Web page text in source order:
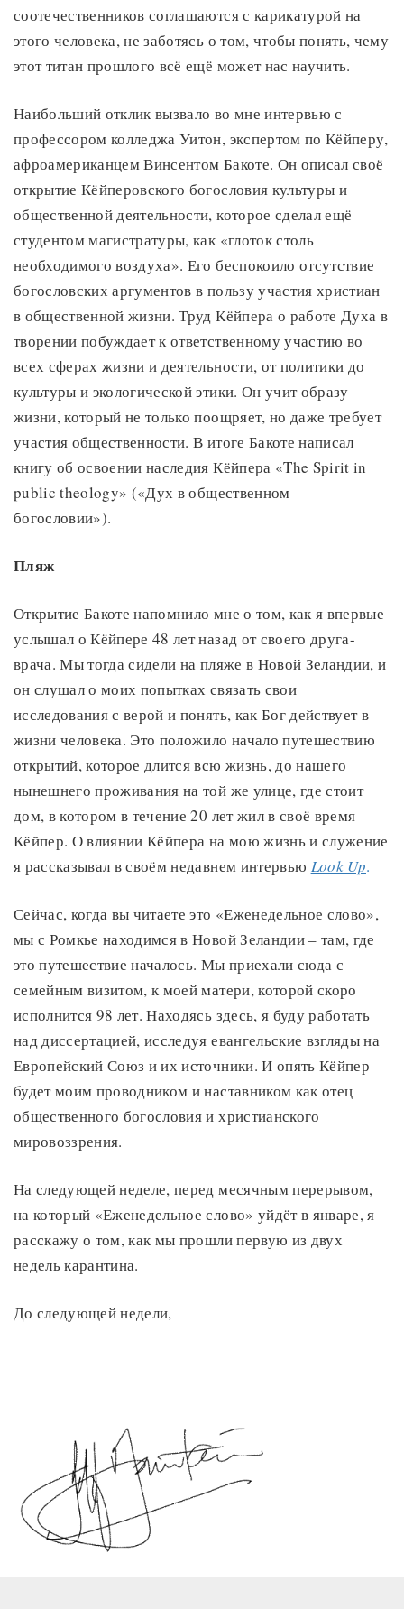
соотечественников соглашаются с карикатурой на
этого человека, не заботясь о том, чтобы понять, чему
этот титан прошлого всё ещё может нас научить.
Наибольший отклик вызвало во мне интервью с
профессором колледжа Уитон, экспертом по Кёйперу,
афроамериканцем Винсентом Бакоте. Он описал своё
открытие Кёйперовского богословия культуры и
общественной деятельности, которое сделал ещё
студентом магистратуры, как «глоток столь
необходимого воздуха». Его беспокоило отсутствие
богословских аргументов в пользу участия христиан
в общественной жизни. Труд Кёйпера о работе Духа в
творении побуждает к ответственному участию во
всех сферах жизни и деятельности, от политики до
культуры и экологической этики. Он учит образу
жизни, который не только поощряет, но даже требует
участия общественности. В итоге Бакоте написал
книгу об освоении наследия Кёйпера «The Spirit in
public theology» («Дух в общественном
богословии»).
Пляж
Открытие Бакоте напомнило мне о том, как я впервые
услышал о Кёйпере 48 лет назад от своего друга-
врача. Мы тогда сидели на пляже в Новой Зеландии, и
он слушал о моих попытках связать свои
исследования с верой и понять, как Бог действует в
жизни человека. Это положило начало путешествию
открытий, которое длится всю жизнь, до нашего
нынешнего проживания на той же улице, где стоит
дом, в котором в течение 20 лет жил в своё время
Кёйпер. О влиянии Кёйпера на мою жизнь и служение
я рассказывал в своём недавнем интервью Look Up.
Сейчас, когда вы читаете это «Еженедельное слово»,
мы с Ромкье находимся в Новой Зеландии – там, где
это путешествие началось. Мы приехали сюда с
семейным визитом, к моей матери, которой скоро
исполнится 98 лет. Находясь здесь, я буду работать
над диссертацией, исследуя евангельские взгляды на
Европейский Союз и их источники. И опять Кёйпер
будет моим проводником и наставником как отец
общественного богословия и христианского
мировоззрения.
На следующей неделе, перед месячным перерывом,
на который «Еженедельное слово» уйдёт в январе, я
расскажу о том, как мы прошли первую из двух
недель карантина.
До следующей недели,